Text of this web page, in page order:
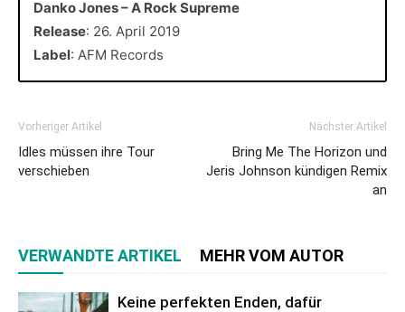
Danko Jones – A Rock Supreme
Release: 26. April 2019
Label: AFM Records
Vorheriger Artikel
Idles müssen ihre Tour
verschieben
Nächster Artikel
Bring Me The Horizon und
Jeris Johnson kündigen Remix
an
VERWANDTE ARTIKEL MEHR VOM AUTOR
Keine perfekten Enden, dafür